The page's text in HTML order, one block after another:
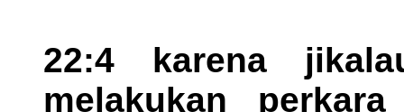
22:4 karena
melakukan